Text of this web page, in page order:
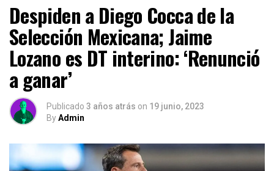
Despiden a Diego Cocca de la
Selección Mexicana; Jaime
Lozano es DT interino: ‘Renunció
a ganar’
Publicado 3 años atrás on 19 junio, 2023
ByAdmin